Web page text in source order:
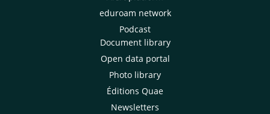
eduroam network
Podcast
Document library
Open data portal
Photo library
Éditions Quae
Newsletters